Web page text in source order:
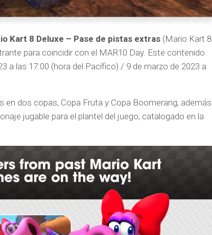
Kart 8 Deluxe – Pase de pistas extras (Mario Kart 8
para coincidir con el MAR10 Day. Este contenido
a las 17:00 (hora del Pacífico) / 9 de marzo de 2023 a
en dos copas, Copa Fruta y Copa Boomerang, además
jugable para el plantel del juego, catalogado en la